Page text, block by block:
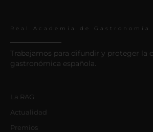
Real Academia de Gastronomía
Trabajamos para difundir y proteger la
gastronómica española.
La RAG
Actualidad
Premios